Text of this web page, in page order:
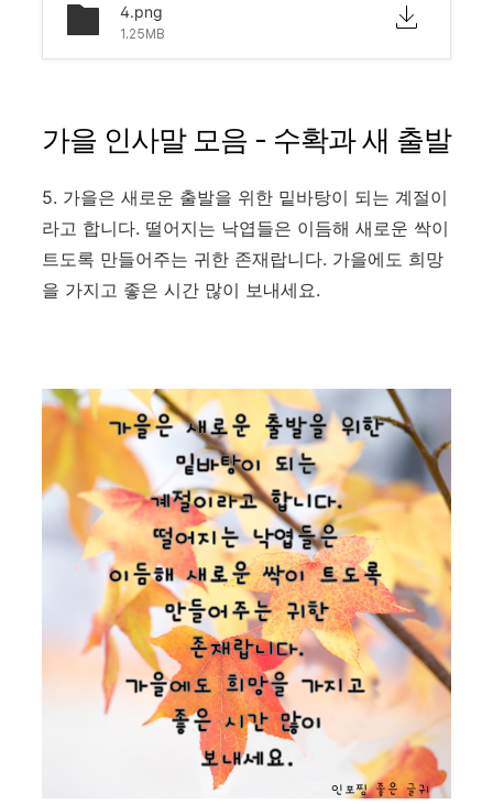
4.png
1.25MB
가을 인사말 모음 - 수확과 새 출발
5. 가을은 새로운 출발을 위한 밑바탕이 되는 계절이
라고 합니다. 떨어지는 낙엽들은 이듬해 새로운 싹이
트도록 만들어주는 귀한 존재랍니다. 가을에도 희망
을 가지고 좋은 시간 많이 보내세요.